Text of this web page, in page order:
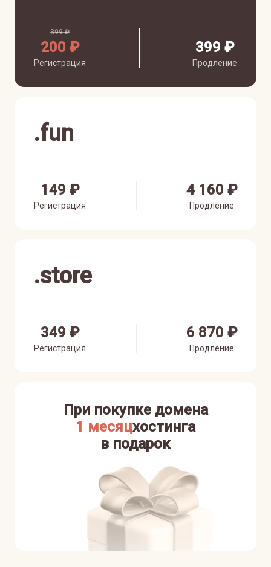
399 ₽
200 ₽
Регистрация
399 ₽
Продление
.fun
149 ₽
Регистрация
4 160 ₽
Продление
.store
349 ₽
Регистрация
6 870 ₽
Продление
При покупке домена
1 месяцхостинга
в подарок